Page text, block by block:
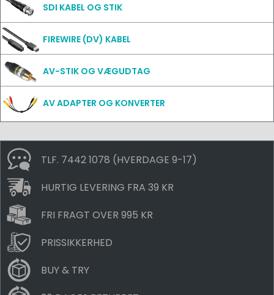
SDI KABEL OG STIK
FIREWIRE (DV) KABEL
AV-STIK OG VÆGUDTAG
AV ADAPTER OG KONVERTER
TLF. 7442 1078 (HVERDAGE 9-17)
HURTIG LEVERING FRA 39 KR
FRI FRAGT OVER 995 KR
PRISSIKKERHED
BUY & TRY